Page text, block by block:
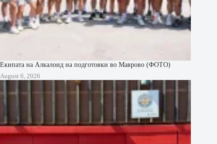
Екипата на Алкалоид на подготовки во Маврово (ФОТО)
August 6, 2026